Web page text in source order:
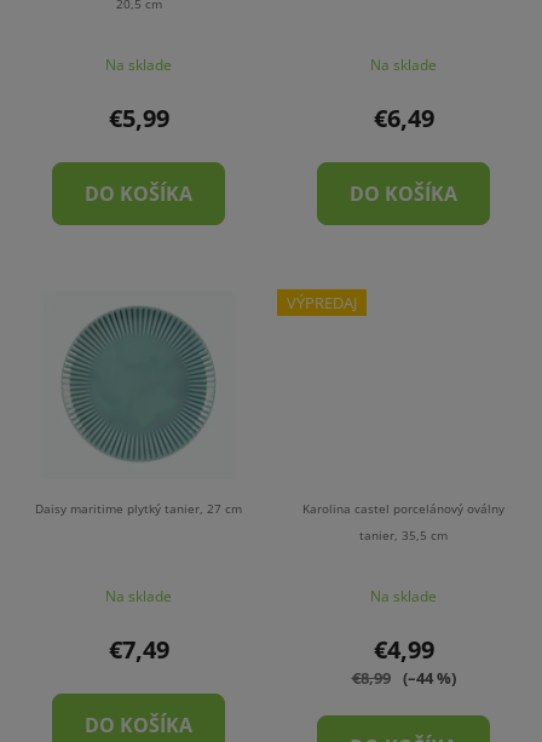
20,5 cm
Na sklade
€5,99
DO KOŠÍKA
Na sklade
€6,49
DO KOŠÍKA
Daisy maritime plytký tanier, 27 cm
Na sklade
€7,49
DO KOŠÍKA
VÝPREDAJ
Karolina castel porcelánový oválny
tanier, 35,5 cm
Na sklade
€4,99
€8,99 (–44 %)